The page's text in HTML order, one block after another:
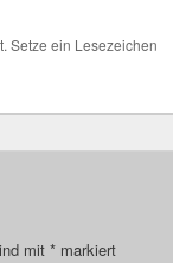
Setze ein Lesezeichen
mit * markiert